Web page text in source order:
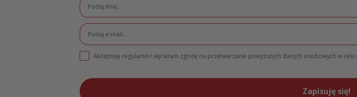
Akceptuję regulamin i wyrażam zgodę na przetwarzanie powyższych danych osobowych w
Zapisuję się!